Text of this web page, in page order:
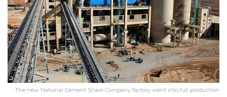
The new National Cement Share Company factory went into full production